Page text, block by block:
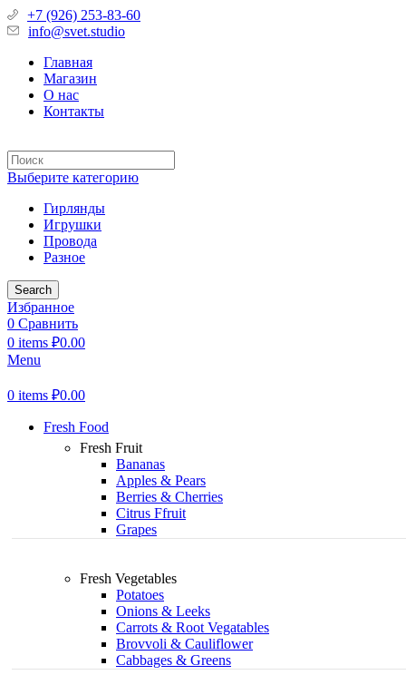
+7 (926) 253-83-60
info@svet.studio
Главная
Магазин
О нас
Контакты
Выберите категорию
Гирлянды
Игрушки
Провода
Разное
Search
Избранное
0 Сравнить
0 items ₽0.00
Menu
0 items ₽0.00
Fresh Food
Fresh Fruit
Bananas
Apples & Pears
Berries & Cherries
Citrus Ffruit
Grapes
Fresh Vegetables
Potatoes
Onions & Leeks
Carrots & Root Vegatables
Brovvoli & Cauliflower
Cabbages & Greens